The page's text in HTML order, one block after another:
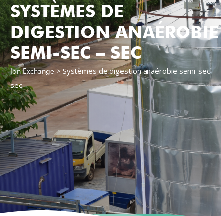
SYSTÈMES DE
DIGESTION ANAÉROBIE
SEMI-SEC – SEC
Ion Exchange > Systèmes de digestion anaérobie semi-sec –
sec